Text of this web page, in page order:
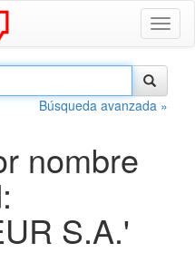
Búsqueda avanzada »
nombre
S.A.'